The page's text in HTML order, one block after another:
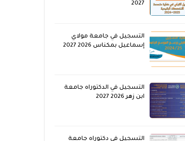
2027
التسجيل في جامعة مولاي
إسماعيل بمكناس 2026 2027
التسجيل في الدكتوراه جامعة
ابن زهر 2026 2027
التسجيل في دكتوراه جامعة